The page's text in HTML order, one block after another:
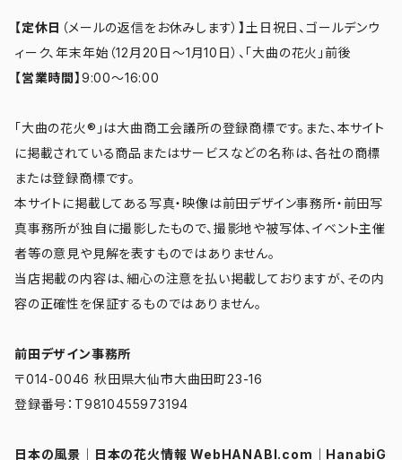
【定休日 （メールの返信をお休みします）】 土日祝日、ゴールデンウ
ィーク、年末年始（12月20日～1月10日）、「大曲の花火」前後
【営業時間】 9:00～16:00
「大曲の花火®」は大曲商工会議所の登録商標です。また、本サイト
に掲載されている商品またはサービスなどの名称は、各社の商標
または登録商標です。
本サイトに掲載してある写真・映像は前田デザイン事務所・前田写
真事務所が独自に撮影したもので、撮影地や被写体、イベント主催
者等の意見や見解を表すものではありません。
当店掲載の内容は、細心の注意を払い掲載しておりますが、その内
容の正確性を保証するものではありません。
前田デザイン事務所
〒014-0046 秋田県大仙市大曲田町23-16
登録番号：T9810455973194
日本の風景 日本の花火情報 WebHANABI.com HanabiG